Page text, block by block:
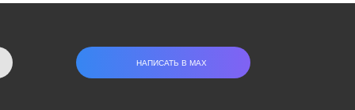
НАПИСАТЬ В МАХ